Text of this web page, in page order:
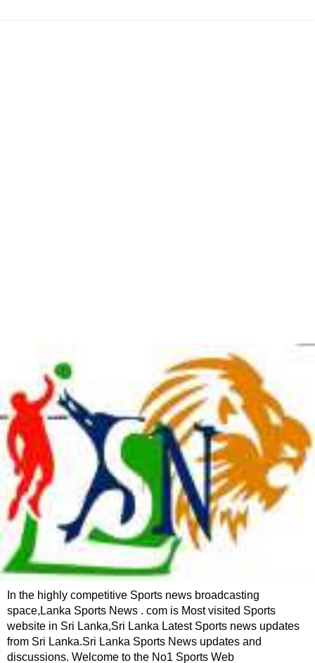
In the highly competitive Sports news broadcasting
space,Lanka Sports News . com is Most visited Sports
website in Sri Lanka,Sri Lanka Latest Sports news updates
from Sri Lanka.Sri Lanka Sports News updates and
discussions. Welcome to the No1 Sports Web